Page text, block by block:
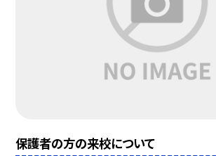
保護者の方の来校について